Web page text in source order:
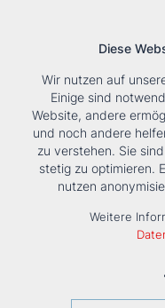
Tools
HOME › PRODUKTE ›
TRUHENGERÄT
Diese
Wir nutzen auf
Einige sind
Website, andere
und noch andere
zu verstehen. Sie
stetig zu optimieren.
nutzen
Weitere